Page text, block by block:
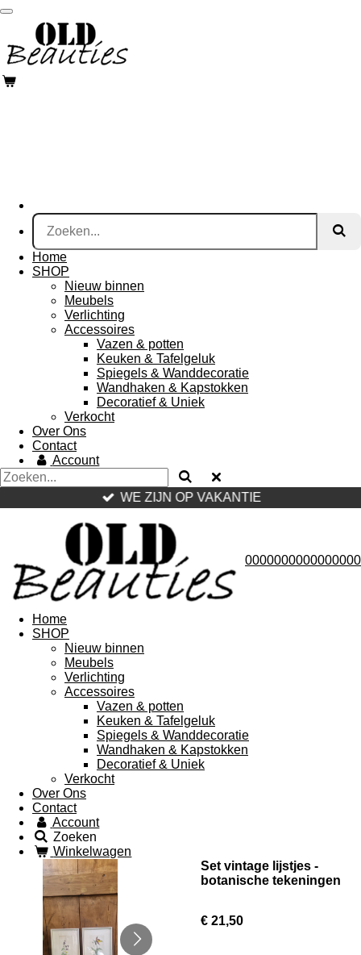
Ga
direct
naar
de
Home
SHOP
Nieuw binnen
Meubels
Verlichting
Accessoires
Vazen & potten
Keuken & Tafelgeluk
Spiegels & Wanddecoratie
Wandhaken & Kapstokken
Decoratief & Uniek
Verkocht
Over Ons
Contact
Account
WE ZIJN OP VAKANTIE
0000000000000000
Home
SHOP
Nieuw binnen
Meubels
Verlichting
Accessoires
Vazen & potten
Keuken & Tafelgeluk
Spiegels & Wanddecoratie
Wandhaken & Kapstokken
Decoratief & Uniek
Verkocht
Over Ons
Contact
Account
Zoeken
Winkelwagen
Set vintage lijstjes -
botanische tekeningen
€ 21,50